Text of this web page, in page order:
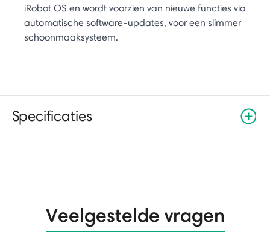
iRobot OS en wordt voorzien van nieuwe functies via
automatische software-updates, voor een slimmer
schoonmaaksysteem.
Specificaties
Veelgestelde vragen